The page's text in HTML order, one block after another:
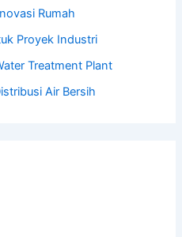
Rumah
Proyek Industri
Treatment Plant
Air Bersih